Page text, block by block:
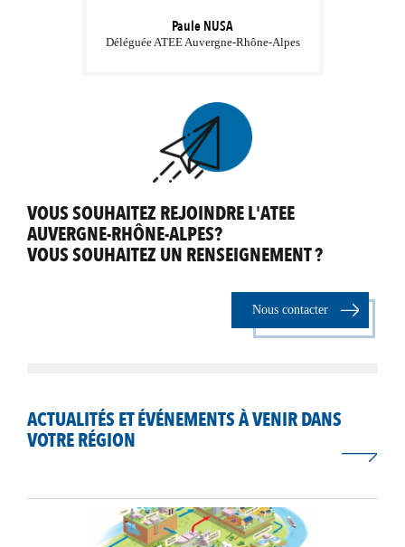
Paule NUSA
Déléguée ATEE Auvergne-Rhône-Alpes
VOUS SOUHAITEZ REJOINDRE L'ATEE
AUVERGNE-RHÔNE-ALPES?
VOUS SOUHAITEZ UN RENSEIGNEMENT ?
Nous contacter
ACTUALITÉS ET ÉVÉNEMENTS À VENIR DANS
VOTRE RÉGION